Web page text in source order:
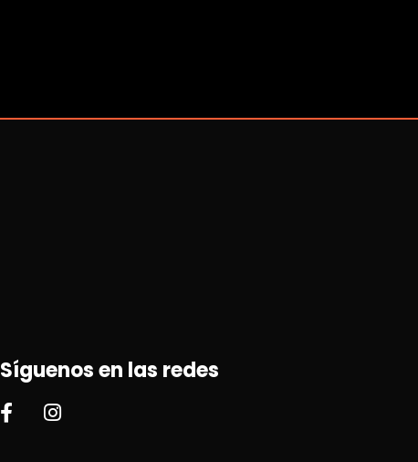
Síguenos en las redes